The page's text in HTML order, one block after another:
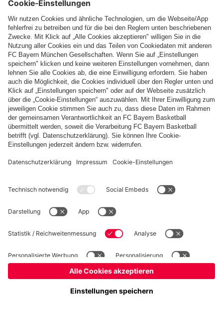
Basketball Frauen Handball Schach Schiedsrichter
Seniorenfußball
Tischtennis
Impressum Datenschutz Nutzungsbedingungen Barrierefreiheit